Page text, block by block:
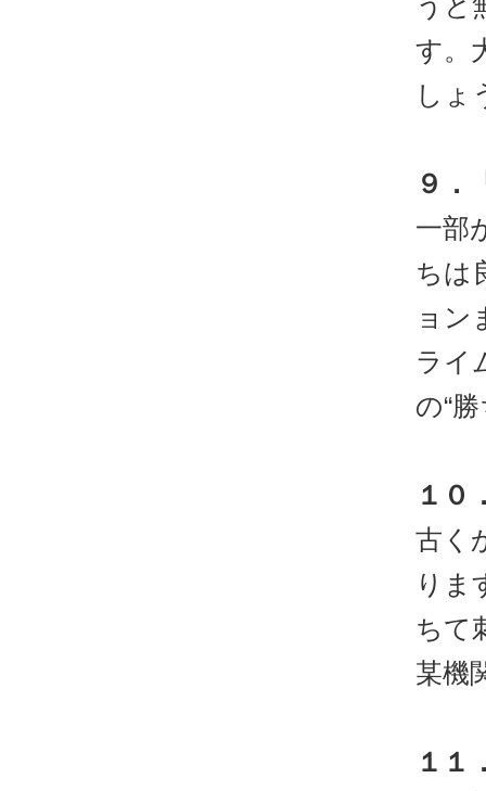
す。
しょ
９．
一部
ちは
ョン
ライ
の“
１
古く
りま
ちて
某機
１１